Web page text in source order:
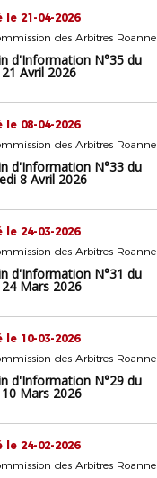
le 21-04-2026
des Arbitres Roanne
d'Information N°35 du
Avril 2026
le 08-04-2026
des Arbitres Roanne
d'Information N°33 du
8 Avril 2026
le 24-03-2026
des Arbitres Roanne
d'Information N°31 du
Mars 2026
le 10-03-2026
des Arbitres Roanne
d'Information N°29 du
Mars 2026
le 24-02-2026
des Arbitres Roanne